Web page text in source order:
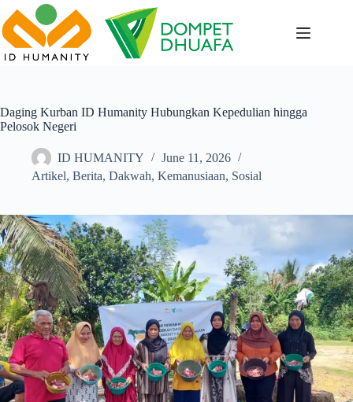
to
content
Daging Kurban ID Humanity Hubungkan Kepedulian hingga
Pelosok Negeri
ID HUMANITY
June 11, 2026
Artikel, Berita, Dakwah, Kemanusiaan, Sosial